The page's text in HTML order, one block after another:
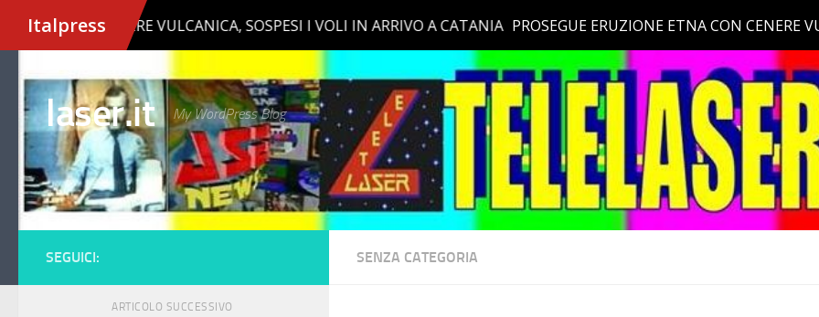
Salta al contenuto
laser.it My WordPress Blog
SENZA CATEGORIA
SEGUICI:
ARTICOLO SUCCESSIVO